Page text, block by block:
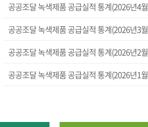
공공조달 녹색제품 공급실적 통계(2026년4
공공조달 녹색제품 공급실적 통계(2026년3
공공조달 녹색제품 공급실적 통계(2026년2
공공조달 녹색제품 공급실적 통계(2026년1